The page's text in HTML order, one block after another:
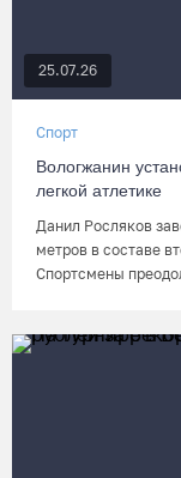
25.07.26
Спорт
Вологжанин
легкой атлетике
Данил Росляков
метров в составе
Спортсмены